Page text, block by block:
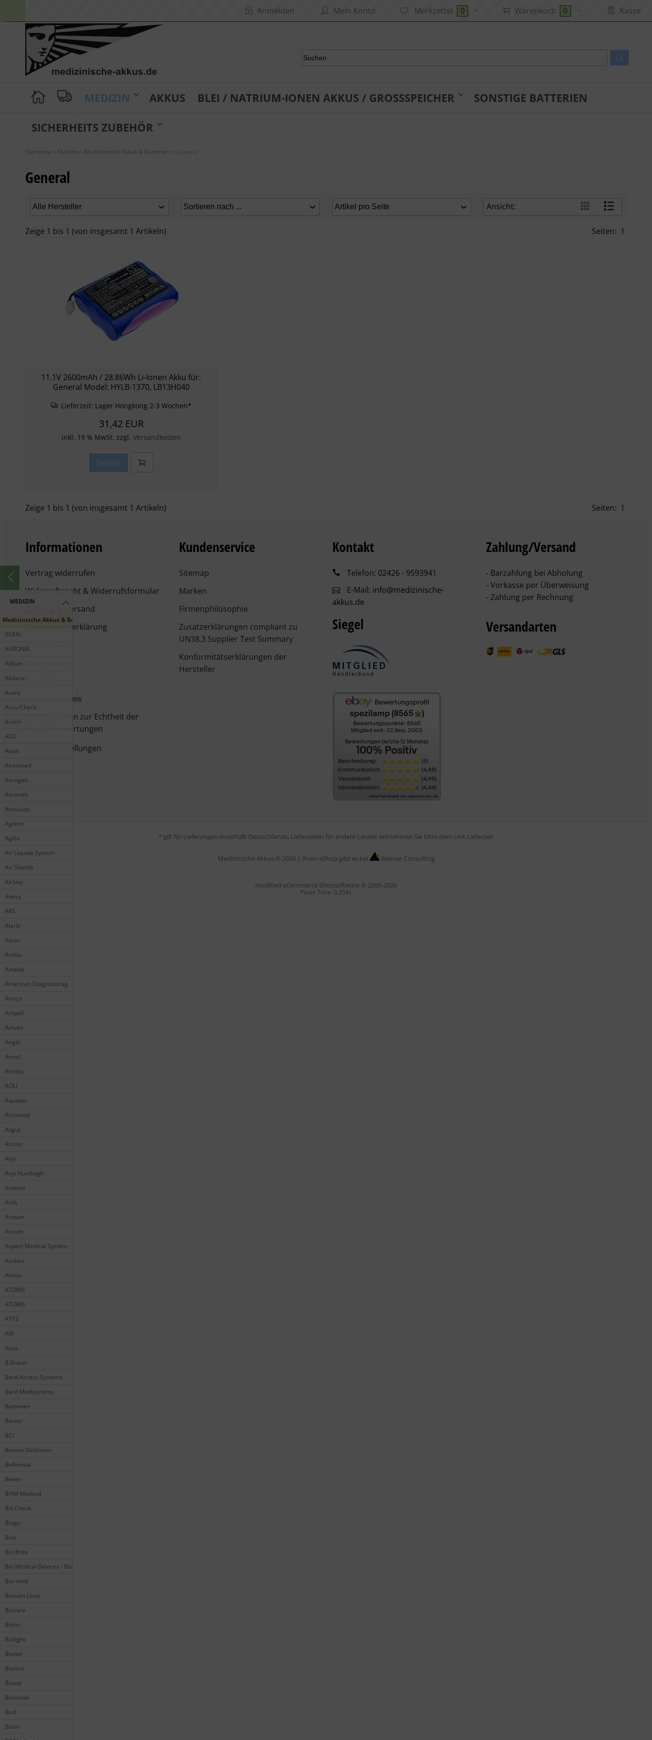
Anmelden Mein Konto Merkzettel 0 Warenkorb 0 Kasse
MEDIZIN AKKUS BLEI / NATRIUM-IONEN AKKUS / GROSSSPEICHER SONSTIGE BATTERIEN
SICHERHEITS ZUBEHÖR
MEDIZIN
Medizinische Akkus & Batterien
3GEN
AARONIA
Abbott
Abilanx
Acare
Accu-Check
Acorn
ADE
Aeon
Aeonmed
Aerogen
Aeroneb
Aesculap
Agilent
Agilia
Air Liquide System
Air Shields
AirSep
Aitecs
AKS
Alaris
Alcon
Ambix
Ameda
American Diagnosticag
Amico
Ampall
Amvex
Angel
Annol
Anritsu
AOLI
Aquatec
Arcomed
Argus
Aricon
Arjo
Arjo Huntleigh
Artema
Artis
Artisan
Ascom
Aspect Medical System
Asskea
Atmos
ATOMS
ATOMS
ATYS
AVI
Avox
B.Braun
Bard Access Systems
Bard Medsystems
Batterien
Baxter
BCI
Becton Dickinson
Bellavista
Bexen
BHM Medical
Bili Check
Bingo
Binz
Bio Brite
Bio Medical Devices / Biomedical
Bio-med
Biocam Linos
Biocare
Biohit
Biolight
Bionet
Bionics
Bioset
Biotronik
Bird
Bison
Startseite » Medizin » Medizinische Akkus & Batterien » General
General
Ansicht:
Zeige 1 bis 1 (von insgesamt 1 Artikeln) Seiten: 1
11.1V 2600mAh / 28.86Wh Li-Ionen Akku für:
General Model: HYLB-1370, LB13H040
Lieferzeit: Lager Hongkong 2-3 Wochen*
31,42 EUR
inkl. 19 % MwSt. zzgl. Versandkosten
Details
Zeige 1 bis 1 (von insgesamt 1 Artikeln) Seiten: 1
Informationen
Vertrag widerrufen
Widerrufsrecht & Widerrufsformular
Zahlung & Versand
Datenschutzerklärung
Unsere AGB
Batteriehinweis
Informationen zur Echtheit der
Kundenbewertungen
Cookie Einstellungen
Kundenservice
Sitemap
Marken
Firmenphilosophie
Zusatzerklärungen compliant zu
UN38.3 Supplier Test Summary
Konformitätserklärungen der
Hersteller
Kontakt
Telefon: 02426 - 9593941
E-Mail: info@medizinische-
akkus.de
Siegel
Zahlung/Versand
- Barzahlung bei Abholung
- Vorkasse per Überweisung
- Zahlung per Rechnung
Versandarten
* gilt für Lieferungen innerhalb Deutschlands, Lieferzeiten für andere Länder entnehmen Sie bitte dem Link Lieferzeit
Medizinische Akkus © 2026 | Ihren eShop gibt es bei Werner Consulting
modified eCommerce Shopsoftware © 2009-2026
Parse Time: 0.254s